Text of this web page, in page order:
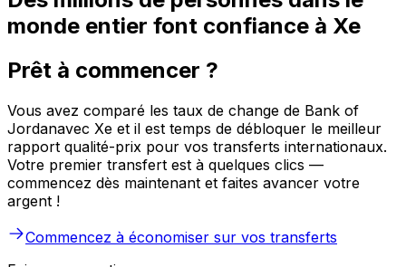
monde entier font confiance à Xe
Prêt à commencer ?
Vous avez comparé les taux de change de Bank of
Jordanavec Xe et il est temps de débloquer le meilleur
rapport qualité-prix pour vos transferts internationaux.
Votre premier transfert est à quelques clics —
commencez dès maintenant et faites avancer votre
argent !
Commencez à économiser sur vos transferts